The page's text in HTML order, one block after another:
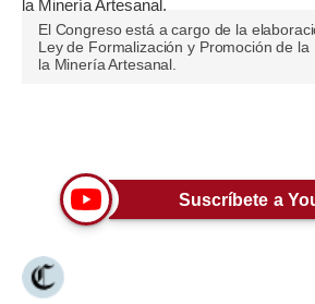
Moda
EEUU
España
El Congreso está a cargo de la
Ley de Formalización y Promoción de
la Minería Artesanal.
Suscríbete a